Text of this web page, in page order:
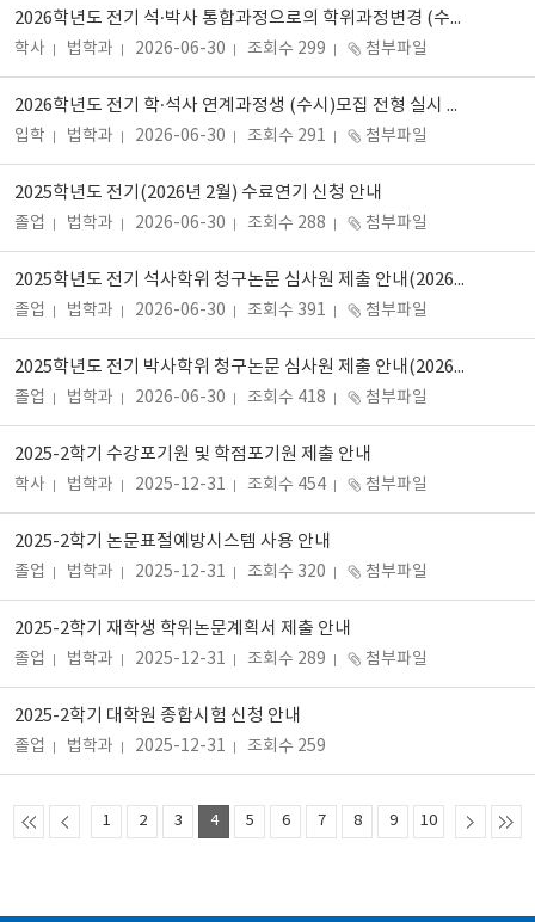
2026학년도 전기 석·박사 통합과정으로의 학위과정변경 (수시)전형 실시 안내
학사 법학과 2026-06-30 조회수 299 첨부파일
2026학년도 전기 학·석사 연계과정생 (수시)모집 전형 실시 안내
입학 법학과 2026-06-30 조회수 291 첨부파일
2025학년도 전기(2026년 2월) 수료연기 신청 안내
졸업 법학과 2026-06-30 조회수 288 첨부파일
2025학년도 전기 석사학위 청구논문 심사원 제출 안내(2026년 2월 졸업예정)
졸업 법학과 2026-06-30 조회수 391 첨부파일
2025학년도 전기 박사학위 청구논문 심사원 제출 안내(2026년 2월 졸업예정)
졸업 법학과 2026-06-30 조회수 418 첨부파일
2025-2학기 수강포기원 및 학점포기원 제출 안내
학사 법학과 2025-12-31 조회수 454 첨부파일
2025-2학기 논문표절예방시스템 사용 안내
졸업 법학과 2025-12-31 조회수 320 첨부파일
2025-2학기 재학생 학위논문계획서 제출 안내
졸업 법학과 2025-12-31 조회수 289 첨부파일
2025-2학기 대학원 종합시험 신청 안내
졸업 법학과 2025-12-31 조회수 259
1 2 3 4 5 6 7 8 9 10